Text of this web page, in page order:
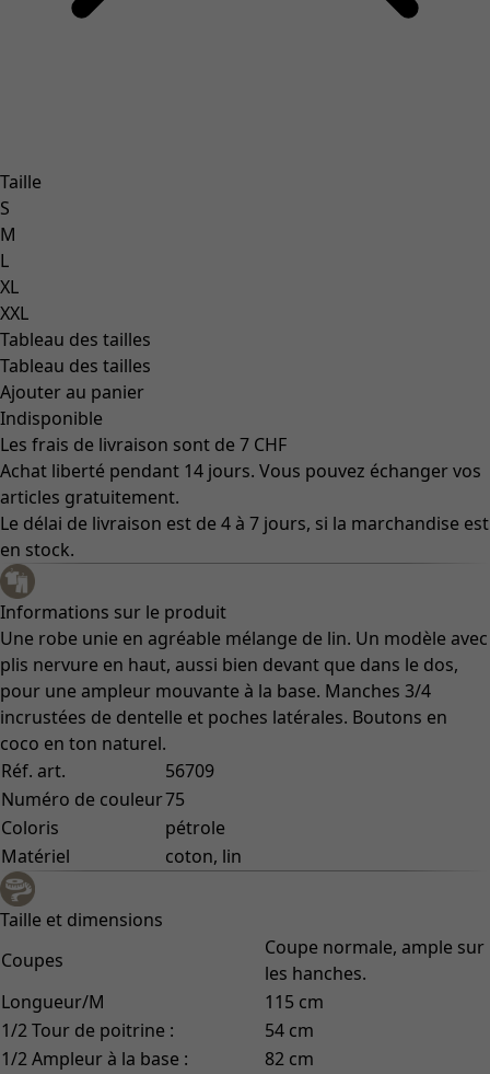
Taille
S
M
L
XL
XXL
Tableau des tailles
Tableau des tailles
Ajouter au panier
Indisponible
Les frais de livraison sont de 7 CHF
Achat liberté pendant 14 jours. Vous pouvez échanger vos
articles gratuitement.
Le délai de livraison est de 4 à 7 jours, si la marchandise est
en stock.
Informations sur le produit
Une robe unie en agréable mélange de lin. Un modèle avec
plis nervure en haut, aussi bien devant que dans le dos,
pour une ampleur mouvante à la base. Manches 3/4
incrustées de dentelle et poches latérales. Boutons en
coco en ton naturel.
Réf. art.
56709
Numéro de couleur75
Coloris
pétrole
Matériel
coton, lin
Taille et dimensions
Coupes
Coupe normale, ample sur
les hanches.
Longueur/M
115 cm
1/2 Tour de poitrine :
54 cm
1/2 Ampleur à la base :
82 cm